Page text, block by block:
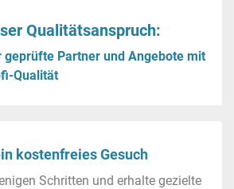
Qualitätsanspruch:
geprüfte Partner und Angebote mit
Qualität
kostenfreies Gesuch
Schritten und erhalte gezielte